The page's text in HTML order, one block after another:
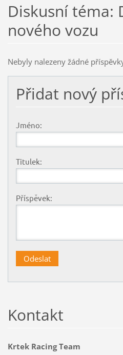
Diskusní téma:
nového vozu
Nebyly nalezeny žádné
Přidat nový
Jméno:
Titulek:
Příspěvek:
Kontakt
Krtek Racing Team